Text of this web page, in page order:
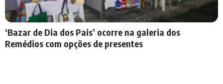
‘Bazar de Dia dos Pais’ ocorre na galeria dos
Remédios com opções de presentes